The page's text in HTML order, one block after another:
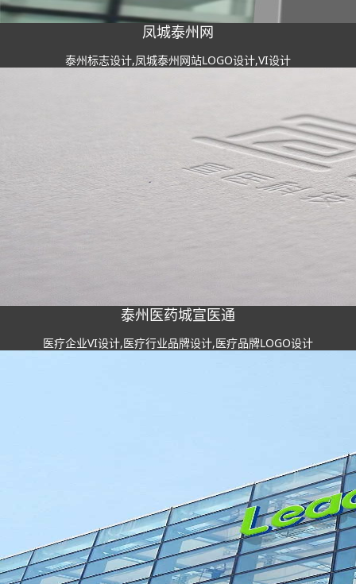
凤城泰州网
泰州标志设计,凤城泰州网站LOGO设计,VI设计
泰州医药城宣医通
医疗企业VI设计,医疗行业品牌设计,医疗品牌LOGO设计